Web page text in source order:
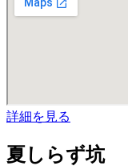
詳細を見る
夏しらず坑